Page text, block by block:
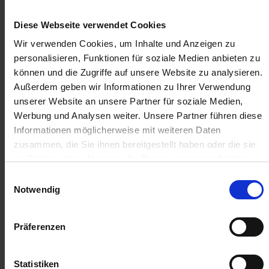
Diese Webseite verwendet Cookies
Wir verwenden Cookies, um Inhalte und Anzeigen zu
personalisieren, Funktionen für soziale Medien anbieten zu
können und die Zugriffe auf unsere Website zu analysieren.
Außerdem geben wir Informationen zu Ihrer Verwendung
unserer Website an unsere Partner für soziale Medien,
Werbung und Analysen weiter. Unsere Partner führen diese
Informationen möglicherweise mit weiteren Daten
zusammen, die Sie ihnen bereitgestellt haben oder die sie
Notwendig
Präferenzen
Statistiken
136,55 € / St
IN DEN
WARENKORB
4,51 € / St
IN DEN
WARENKORB
Anmelden für Ihren persönlichen Preis
3,25 € / St
3,87 €
inkl. 19% MwSt.
Nicht lieferbar